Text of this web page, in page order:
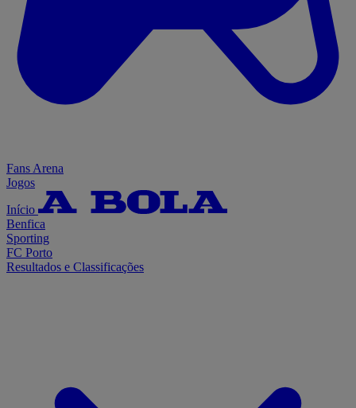
Fans Arena
Jogos
Início
Benfica
Sporting
FC Porto
Resultados e Classificações